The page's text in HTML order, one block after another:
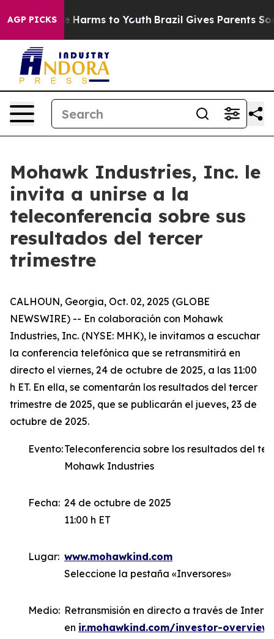
AGP PICKS
to Abate Harms to Youth Brazil Gives Parents
Mohawk Industries, Inc. le
invita a unirse a la
teleconferencia sobre sus
resultados del tercer
trimestre
CALHOUN, Georgia, Oct. 02, 2025 (GLOBE
NEWSWIRE) -- En colaboración con Mohawk
Industries, Inc. (NYSE: MHK), le invitamos a escuchar
la conferencia telefónica que se retransmitirá en
directo el viernes, 24 de octubre de 2025, a las 11:00
h ET. En ella, se comentarán los resultados del tercer
trimestre de 2025, que se publicarán el jueves, 23 de
octubre de 2025.
Evento:Teleconferencia sobre los resultados del
Mohawk Industries
Fecha: 24 de octubre de 2025
11:00 h ET
Lugar: www.mohawkind.com
Seleccione la pestaña «Inversores»
Medio: Retransmisión en directo a través de
en ir.mohawkind.com/investor-overview